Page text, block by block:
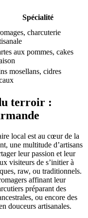
Spécialité
charcuterie
aux pommes, cakes
mosellans, cidres
terroir :
local est au cœur de la
une multitude d’artisans
leur passion et leur
visiteurs de s’initier à
raw, ou traditionnels.
affinant leur
préparant des
ou encore des
douceurs artisanales.